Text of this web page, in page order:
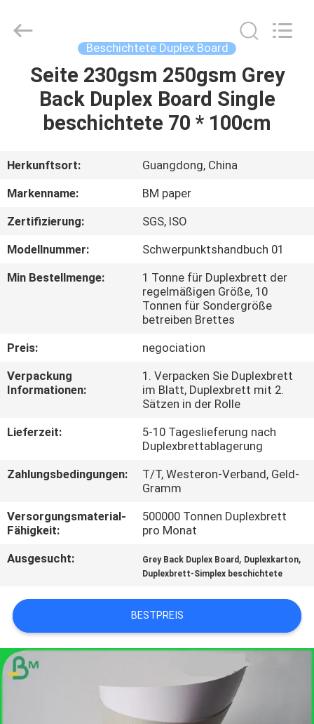
HAUSE
ÜBER
UNS
WERKSBESICHTIGUNG
QUALITÄTSKONTROLLE
KONTAKT
MIT
UNS
NEUIGKEITEN
RECHTSSACHEN
SITEMAP
DATENSCHUTZRICHTLINIE
CO.,LTD.
Beschichtete Duplex Board
Seite 230gsm 250gsm Grey
Back Duplex Board Single
beschichtete 70 * 100cm
Herkunftsort:
Guangdong, China
Markenname:
BM paper
Zertifizierung:
SGS, ISO
Modellnummer:
Schwerpunktshandbuch 01
Min Bestellmenge:
1 Tonne für Duplexbrett der
regelmäßigen Größe, 10
Tonnen für Sondergröße
betreiben Brettes
Preis:
negociation
Verpackung
Informationen:
1. Verpacken Sie Duplexbrett
im Blatt, Duplexbrett mit 2.
Sätzen in der Rolle
Lieferzeit:
5-10 Tageslieferung nach
Duplexbrettablagerung
Zahlungsbedingungen:
T/T, Westeron-Verband, Geld-
Gramm
Versorgungsmaterial-
Fähigkeit:
500000 Tonnen Duplexbrett
pro Monat
Ausgesucht:
Grey Back Duplex Board , Duplexkarton,
Duplexbrett-Simplex beschichtete
BESTPREIS